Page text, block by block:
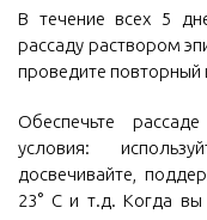
В течение всех 5
рассаду раствором
проведите повторный
Обеспечьте
условия:
досвечивайте,
23° С и т.д. Когда вы